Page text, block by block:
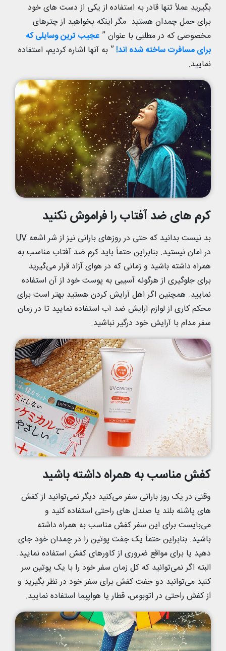
بگیرید عملاً تنها قادر به استفاده از یکی از دست های خود
برای حمل چمدان هستید. مگر اینکه بخواهید از چترهای
مخصوصی که در مطلبی با عنوان ” عجیب ترین وسایلی که
برای مسافرت ساخته شده اند!” به آنها اشاره کردیم، استفاده
نمایید.
کرم های ضد آفتاب را فراموش نکنید
بد نیست بدانید که حتی در روزهای بارانی نیز از شر اشعه UV
در امان نیستید. بنابراین حتماً باید کرم ضد آفتاب مناسب به
همراه داشته باشید و زمانی که در هوای آزاد قرار می‌گیرید
برای جلوگیری از هرگونه آسیبی به پوست خود از آن استفاده
نمایید. همچنین اگر اهل آرایش کردن هستید بهتر است برای
محکم کاری از لوازم آرایش ضد آب استفاده نمایید تا در زمان
سفر مدام با آرایش خود درگیر نباشید.
کفش مناسب به همراه داشته باشید
وقتی در یک روز بارانی سفر می‌کنید دیگر نمی‌توانید از کفش
های پاشنه بلند یا صندل های راحتی استفاده کنید و
می‌بایست برای این سفر کفش مناسب به همراه داشته
باشید. بنابراین حتماً یک جفت پوتین را در چمدان خود جای
دهید یا برای مواقع ضروری از کاورهای کفش استفاده نمایید.
البته اگر نمی‌توانید که کل زمان سفر خود را با یک پوتین سر
کنید می‌توانید دو جفت کفش برای سفر خود در نظر بگیرید و
از کفش راحتی در اتوبوس، قطار یا هواپیما استفاده نمایید.